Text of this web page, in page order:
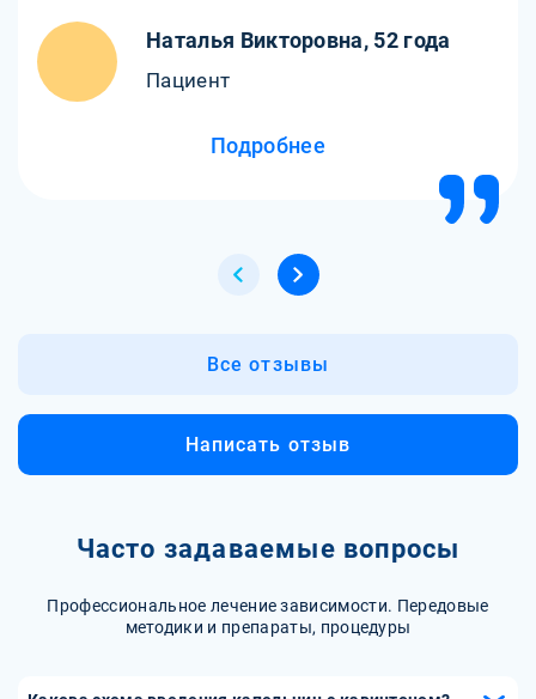
Наталья Викторовна, 52 года
Пациент
Подробнее
Все отзывы
Написать отзыв
Часто задаваемые вопросы
Профессиональное лечение зависимости. Передовые
методики и препараты, процедуры